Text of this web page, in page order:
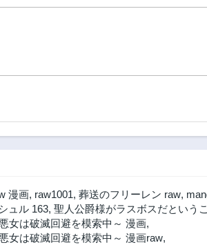
漫画, raw1001, 葬送のフリーレン raw,
ュル 163, 聖人公爵様がラスボスだという
女は破滅回避を模索中～ 漫画,
女は破滅回避を模索中～ 漫画raw,